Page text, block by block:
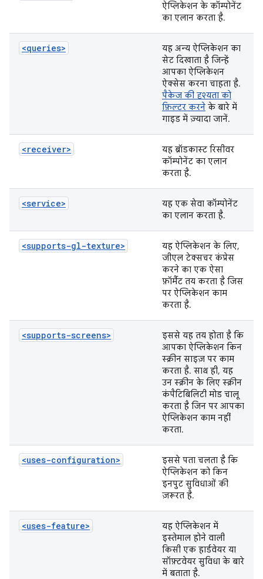
ऐप्लिकेशन के कॉम्पोनेंट
का एलान करता है.
<queries>
यह अन्य ऐप्लिकेशन का
सेट दिखाता है जिन्हें
आपका ऐप्लिकेशन
ऐक्सेस करना चाहता है.
पैकेज की दृश्यता को
फ़िल्टर करने के बारे में
गाइड में ज़्यादा जानें.
<receiver>
यह ब्रॉडकास्ट रिसीवर
कॉम्पोनेंट का एलान
करता है.
<service>
यह एक सेवा कॉम्पोनेंट
का एलान करता है.
<supports-gl-texture>
यह ऐप्लिकेशन के लिए,
जीएल टेक्सचर कंप्रेस
करने का एक ऐसा
फ़ॉर्मैट तय करता है जिस
पर ऐप्लिकेशन काम
करता है.
<supports-screens>
इससे यह तय होता है कि
आपका ऐप्लिकेशन किन
स्क्रीन साइज़ पर काम
करता है. साथ ही, यह
उन स्क्रीन के लिए स्क्रीन
कंपैटिबिलिटी मोड चालू
करता है जिन पर आपका
ऐप्लिकेशन काम नहीं
करता.
<uses-configuration>
इससे पता चलता है कि
ऐप्लिकेशन को किन
इनपुट सुविधाओं की
ज़रूरत है.
<uses-feature>
यह ऐप्लिकेशन में
इस्तेमाल होने वाली
किसी एक हार्डवेयर या
सॉफ़्टवेयर सुविधा के बारे
में बताता है.